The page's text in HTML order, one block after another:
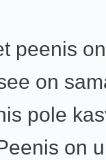
peenis
on
pole
on